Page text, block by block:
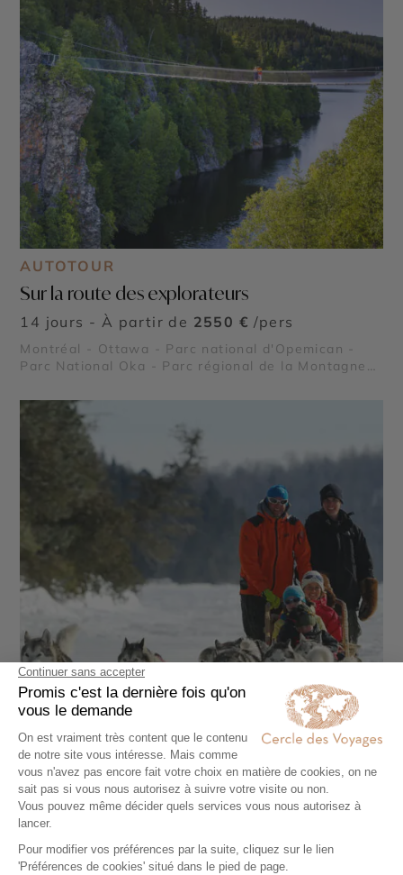
AUTOTOUR
Sur la route des explorateurs
14 jours - À partir de 2550 € /pers
Montréal - Ottawa - Parc national d'Opemican -
Parc National Oka - Parc régional de la Montagne
régional Kiamika - Réserve Faunique Papineau
Labelle
CIRCUIT ACCOMPAGNÉ
Séjour aventure au Québec sous la neige